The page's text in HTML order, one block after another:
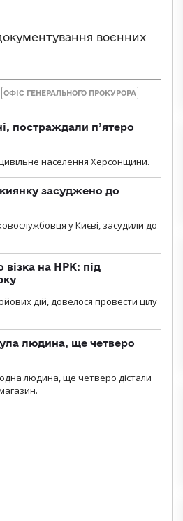
воєнних
ОФІС ГЕНЕРАЛЬНОГО ПРОКУРОРА
постраждали п’ятеро
населення Херсонщини.
киянку засуджено до
у Києві, засудили до
візка на НРК: під
дій, довелося провести цілу
людина, ще четверо
одна людина, ще четверо дістали